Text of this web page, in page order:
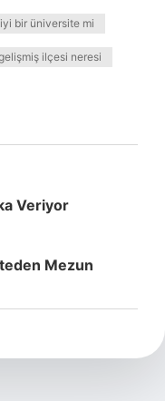
bir üniversite mi
ilçesi neresi
Veriyor
Mezun